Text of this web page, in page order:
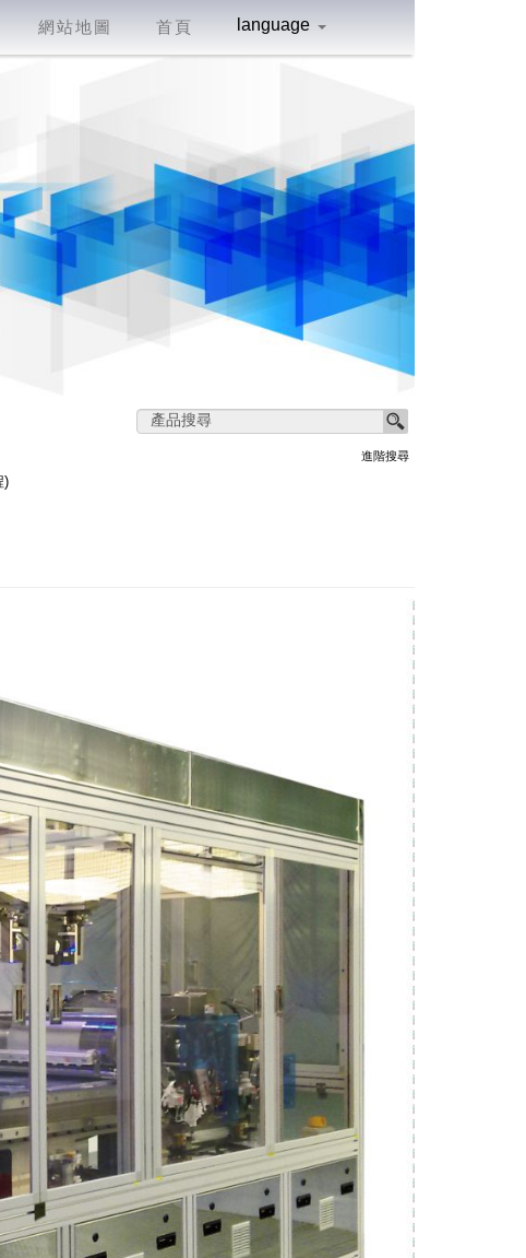
網站地圖 首頁 language
進階搜尋
)